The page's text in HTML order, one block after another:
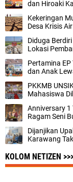
dan Hiroaki
Kekeringan
Desa Krisis
Diduga
Lokasi
Pertamina
dan Anak
PKKMB
Mahasiswa
Anniversary 1
Ragam Seni
Dijanjikan
Karawang
KOLOM NETIZEN